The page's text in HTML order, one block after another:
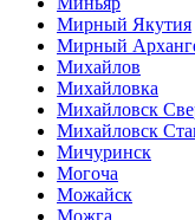
Мирный Якутия
Мирный
Михайлов
Михайловка
Михайловск
Михайловск
Мичуринск
Могоча
Можайск
Можга